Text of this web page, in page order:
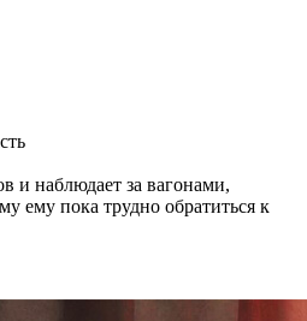
и наблюдает за вагонами,
ему пока трудно обратиться к